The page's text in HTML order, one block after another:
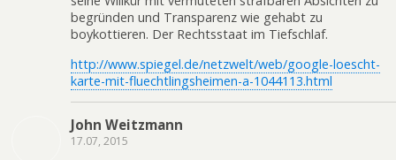
begründen und Transparenz wie gehabt zu
boykottieren. Der Rechtsstaat im Tiefschlaf.
http://www.spiegel.de/netzwelt/web/google-loescht-
karte-mit-fluechtlingsheimen-a-1044113.html
John Weitzmann
17.07, 2015